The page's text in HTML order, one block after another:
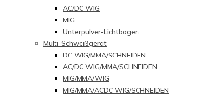
AC/DC WIG
MIG
Unterpulver-Lichtbogen
Multi-Schweißgerät
DC WIG/MMA/SCHNEIDEN
AC/DC WIG/MMA/SCHNEIDEN
MIG/MMA/WIG
MIG/MMA/ACDC WIG/SCHNEIDEN